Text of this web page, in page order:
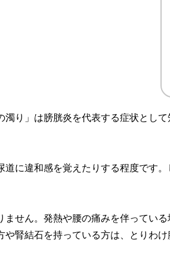
り」は膀胱炎を代表する症状とし
に違和感を覚えたりする程度です
せん。発熱や腰の痛みを伴ってい
腎結石を持っている方は、とりわ